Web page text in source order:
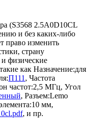
(S3568 2.5A0D10CL
и без каких-либо
право изменить
страну
и физические
как Назначение:для
П111 , Частота
частот:2,5 МГц, Угол
, Разъем:Lemo
10 мм,
, и пр.